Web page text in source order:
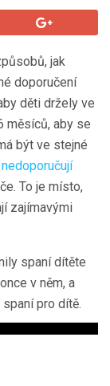
jak
doporučení
děti držely ve
měsíců, aby se
být ve stejné
nedoporučují
To je místo,
zajímavými
spaní dítěte
v něm, a
pro dítě.